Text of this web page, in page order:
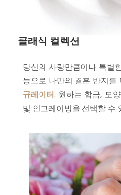
클래식 컬렉션
당신의 사랑만큼이나 특별
능으로 나만의 결혼 반지를
규레이터. 원하는 합금, 모
및 인그레이빙을 선택할 수